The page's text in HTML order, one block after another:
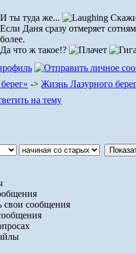
И ты туда же...
Если Даня сразу отмеряет
более.
Да что ж такое!?
-> Жизнь Лазурного
свои сообщения